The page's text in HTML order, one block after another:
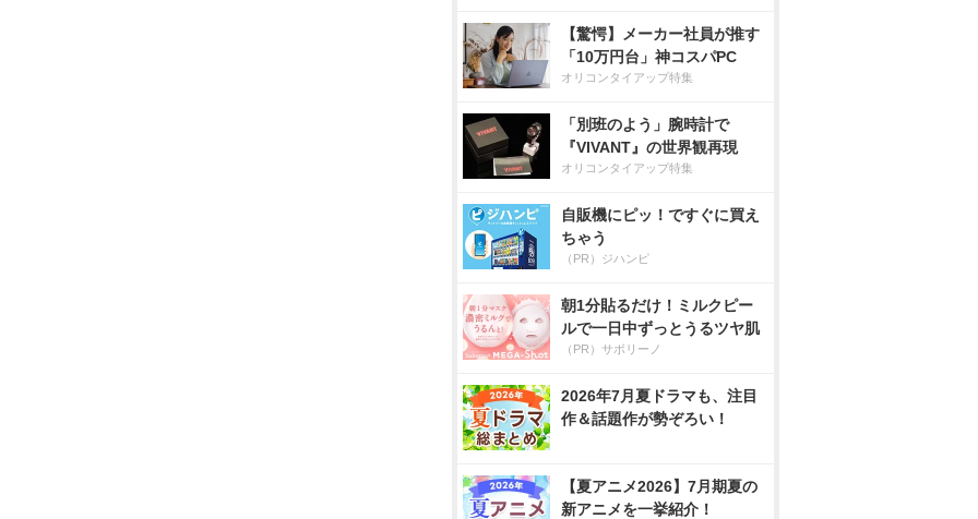
【驚愕】メーカー社員が推す
「10万円台」神コスパPC
オリコンタイアップ特集
「別班のよう」腕時計で
『VIVANT』の世界観再現
オリコンタイアップ特集
自販機にピッ！ですぐに買え
ちゃう
（PR）ジハンピ
朝1分貼るだけ！ミルクピー
ルで一日中ずっとうるツヤ肌
（PR）サボリーノ
2026年7月夏ドラマも、注目
作＆話題作が勢ぞろい！
【夏アニメ2026】7月期夏の
新アニメを一挙紹介！